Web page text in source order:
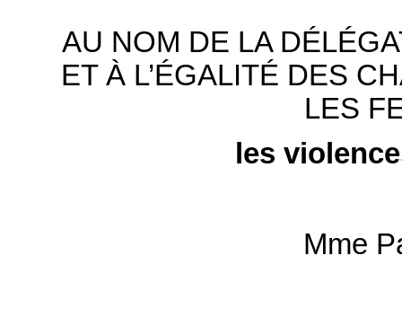
AU NOM DE LA
ET À L’ÉGALITÉ DES
LES
les
Mme